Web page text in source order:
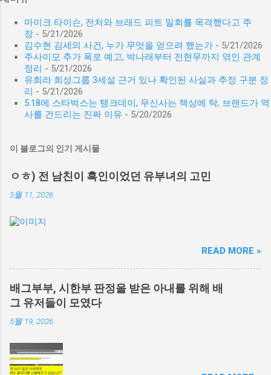
마이크 타이슨, 전처와 브래드 피트 밀회를 목격했다고 주
장 - 5/21/2026
김수현 김세의 사건, 누가 무엇을 얻으려 했는가 - 5/21/2026
주사이모 추가 폭로 예고, 박나래부터 전현무까지 엮인 관계
정리 - 5/21/2026
유희라 희성그룹 3세설 근거 있나 확인된 사실과 추정 구분 정
리 - 5/21/2026
5.18에 스타벅스는 탱크데이, 무신사는 책상에 탁, 브랜드가 역
사를 건드리는 진짜 이유 - 5/20/2026
이 블로그의 인기 게시물
ㅇㅎ) 전 남친이 흑인이었던 유부녀의 고민
5월 11, 2026
READ MORE »
배그부부, 시한부 판정을 받은 아내를 위해 배
그 유저들이 모였다
5월 19, 2026